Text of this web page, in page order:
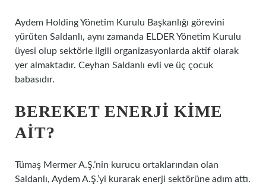
Aydem Holding Yönetim Kurulu Başkanlığı görevini
yürüten Saldanlı, aynı zamanda ELDER Yönetim Kurulu
üyesi olup sektörle ilgili organizasyonlarda aktif olarak
yer almaktadır. Ceyhan Saldanlı evli ve üç çocuk
babasıdır.
BEREKET ENERJI KIME
AIT?
Tümaş Mermer A.Ş.’nin kurucu ortaklarından olan
Saldanlı, Aydem A.Ş.’yi kurarak enerji sektörüne adım attı.